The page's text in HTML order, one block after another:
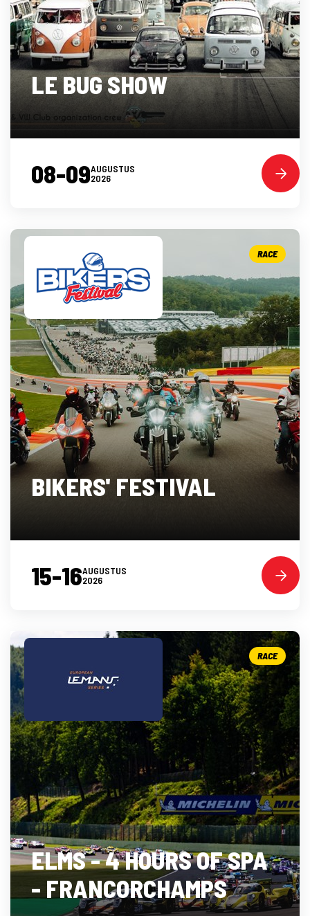
LE BUG SHOW
08-09AUGUSTUS
2026
BIKERS' FESTIVAL
RACE
15-16AUGUSTUS
2026
ELMS - 4 HOURS OF SPA
- FRANCORCHAMPS
RACE